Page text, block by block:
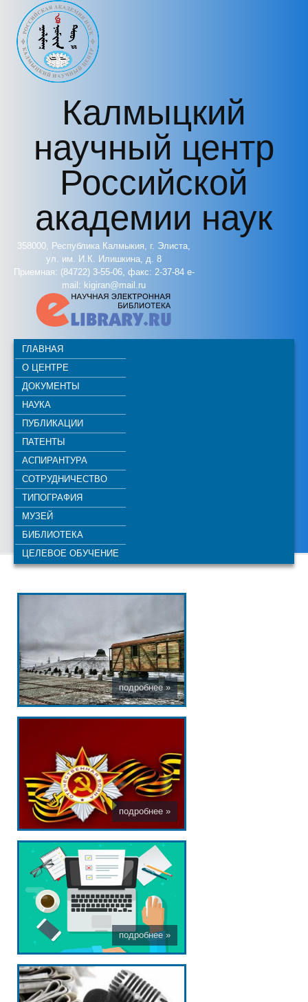
Перейти к основному содержанию
Калмыцкий
научный центр
Российской
академии наук
358000, Республика Калмыкия, г. Элиста,
ул. им. И.К. Илишкина, д. 8
Приемная: (84722) 3-55-06, факс: 2-37-84 e-
mail: kigiran@mail.ru
ГЛАВНАЯ
О ЦЕНТРЕ
ДОКУМЕНТЫ
НАУКА
ПУБЛИКАЦИИ
ПАТЕНТЫ
АСПИРАНТУРА
СОТРУДНИЧЕСТВО
ТИПОГРАФИЯ
МУЗЕЙ
БИБЛИОТЕКА
ЦЕЛЕВОЕ ОБУЧЕНИЕ